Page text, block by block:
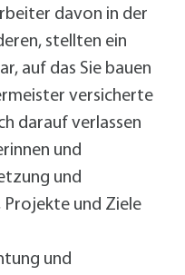
davon in der
stellten ein
auf das Sie bauen
versicherte
darauf verlassen
und
und
Projekte und Ziele
und